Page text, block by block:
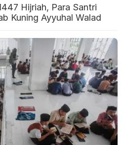
Hijriah, Para Santri
Kuning Ayyuhal Walad